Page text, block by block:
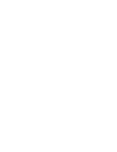
o alumnado de 1º e 2º
da Policia Nacional